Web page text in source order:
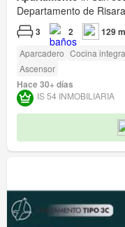
Departamento de
3 2 129
Aparcadero Cocina
Ascensor
Hace 30+ días
IS 54 INMOBILIARIA